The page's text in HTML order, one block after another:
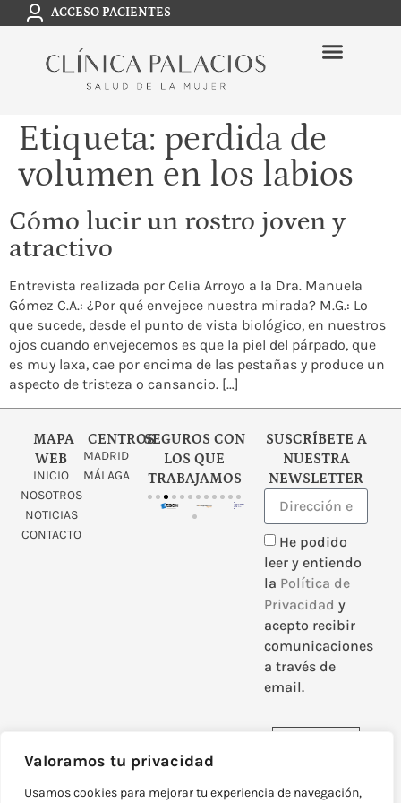
Valoramos tu privacidad
Usamos cookies para mejorar tu experiencia de navegación,
ACCESO PACIENTES
Etiqueta: perdida de
volumen en los labios
Cómo lucir un rostro joven y
atractivo
Entrevista realizada por Celia Arroyo a la Dra. Manuela
Gómez C.A.: ¿Por qué envejece nuestra mirada? M.G.: Lo
que sucede, desde el punto de vista biológico, en nuestros
ojos cuando envejecemos es que la piel del párpado, que
es muy laxa, cae por encima de las pestañas y produce un
aspecto de tristeza o cansancio. […]
MAPA
WEB
INICIO
NOSOTROS
NOTICIAS
CONTACTO
CENTROS
MADRID
MÁLAGA
SEGUROS CON
LOS QUE
TRABAJAMOS
SUSCRÍBETE A
NUESTRA
NEWSLETTER
He podido
leer y entiendo
la Política de
Privacidad y
acepto recibir
comunicaciones
a través de
email.